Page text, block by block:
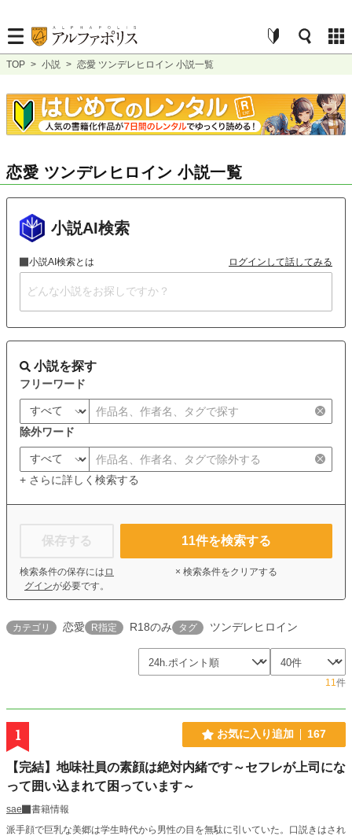
TOP > 小説 > 恋愛 ツンデレヒロイン 小説一覧
恋愛 ツンデレヒロイン 小説一覧
小説AI検索
小説AI検索とは ログインして話してみる
小説を探す
フリーワード
除外ワード
+ さらに詳しく検索する
保存する
検索条件の保存には ロ
グインが必要です。
11件を検索する
× 検索条件をクリアする
カテゴリ 恋愛 R指定 R18のみ タグ ツンデレヒロイン
11件
1 お気に入り追加 167
【完結】地味社員の素顔は絶対内緒です～セフレが上司にな
って囲い込まれて困っています～
sae
書籍情報
派手顔で巨乳な美郷は学生時代から男性の目を無駄に引いていた。口説きはされ